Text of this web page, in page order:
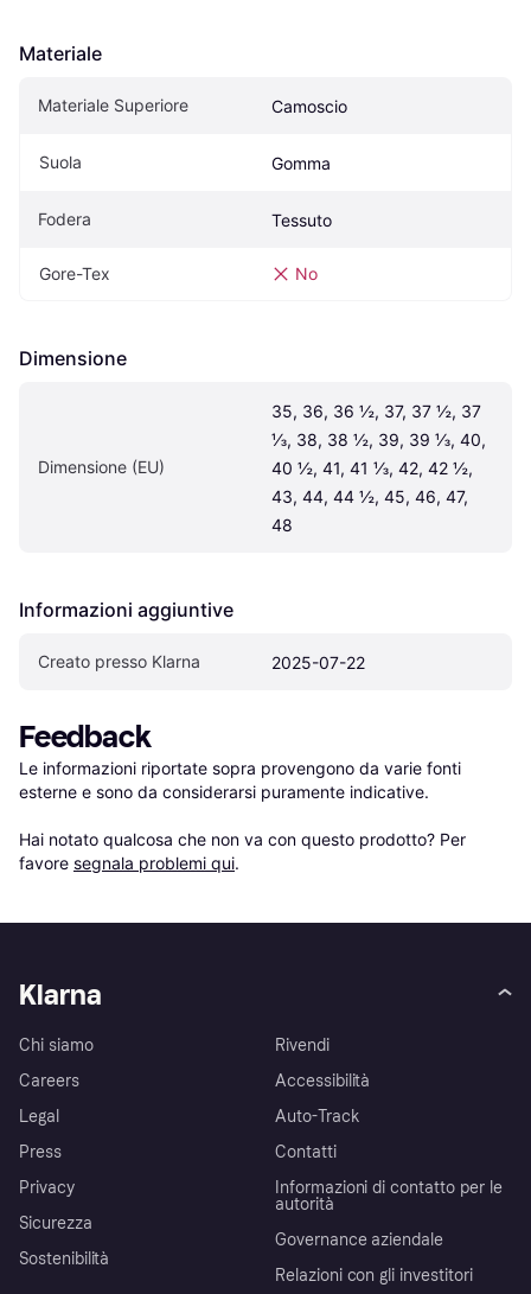
Materiale
Materiale Superiore Camoscio
Suola Gomma
Fodera Tessuto
Gore-Tex No
Dimensione
Dimensione (EU)
35, 36, 36 ½, 37, 37 ½, 37
⅓, 38, 38 ½, 39, 39 ⅓, 40,
40 ½, 41, 41 ⅓, 42, 42 ½,
43, 44, 44 ½, 45, 46, 47,
48
Informazioni aggiuntive
Creato presso Klarna 2025-07-22
Feedback
Le informazioni riportate sopra provengono da varie fonti
esterne e sono da considerarsi puramente indicative.
Hai notato qualcosa che non va con questo prodotto? Per
favore segnala problemi qui.
Klarna
Chi siamo
Careers
Legal
Press
Privacy
Sicurezza
Sostenibilità
Rivendi
Accessibilità
Auto-Track
Contatti
Informazioni di contatto per le
autorità
Governance aziendale
Relazioni con gli investitori